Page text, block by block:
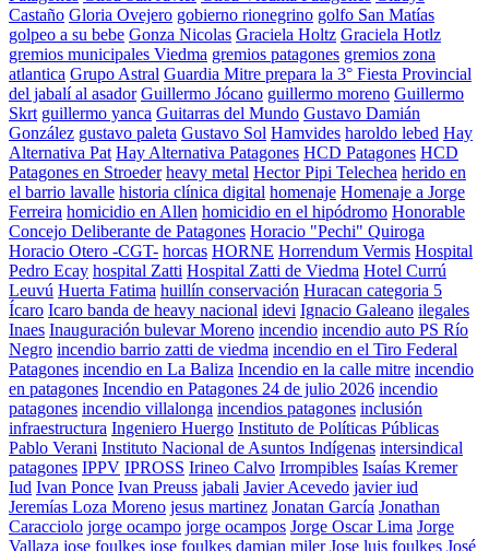
Castaño Gloria Ovejero gobierno rionegrino golfo San Matías
golpeo a su bebe Gonza Nicolas Graciela Holtz Graciela Hotlz
gremios municipales Viedma gremios patagones gremios zona
atlantica Grupo Astral Guardia Mitre prepara la 3° Fiesta Provincial
del jabalí al asador Guillermo Jócano guillermo moreno Guillermo
Skrt guillermo yanca Guitarras del Mundo Gustavo Damián
González gustavo paleta Gustavo Sol Hamvides haroldo lebed Hay
Alternativa Pat Hay Alternativa Patagones HCD Patagones HCD
Patagones en Stroeder heavy metal Hector Pipi Telechea herido en
el barrio lavalle historia clínica digital homenaje Homenaje a Jorge
Ferreira homicidio en Allen homicidio en el hipódromo Honorable
Concejo Deliberante de Patagones Horacio "Pechi" Quiroga
Horacio Otero -CGT- horcas HORNE Horrendum Vermis Hospital
Pedro Ecay hospital Zatti Hospital Zatti de Viedma Hotel Currú
Leuvú Huerta Fatima huillín conservación Huracan categoria 5
Ícaro Icaro banda de heavy nacional idevi Ignacio Galeano ilegales
Inaes Inauguración bulevar Moreno incendio incendio auto PS Río
Negro incendio barrio zatti de viedma incendio en el Tiro Federal
Patagones incendio en La Baliza Incendio en la calle mitre incendio
en patagones Incendio en Patagones 24 de julio 2026 incendio
patagones incendio villalonga incendios patagones inclusión
infraestructura Ingeniero Huergo Instituto de Políticas Públicas
Pablo Verani Instituto Nacional de Asuntos Indígenas intersindical
patagones IPPV IPROSS Irineo Calvo Irrompibles Isaías Kremer
Iud Ivan Ponce Ivan Preuss jabali Javier Acevedo javier iud
Jeremías Loza Moreno jesus martinez Jonatan García Jonathan
Caracciolo jorge ocampo jorge ocampos Jorge Oscar Lima Jorge
Vallaza jose foulkes jose foulkes damian miler Jose luis foulkes José